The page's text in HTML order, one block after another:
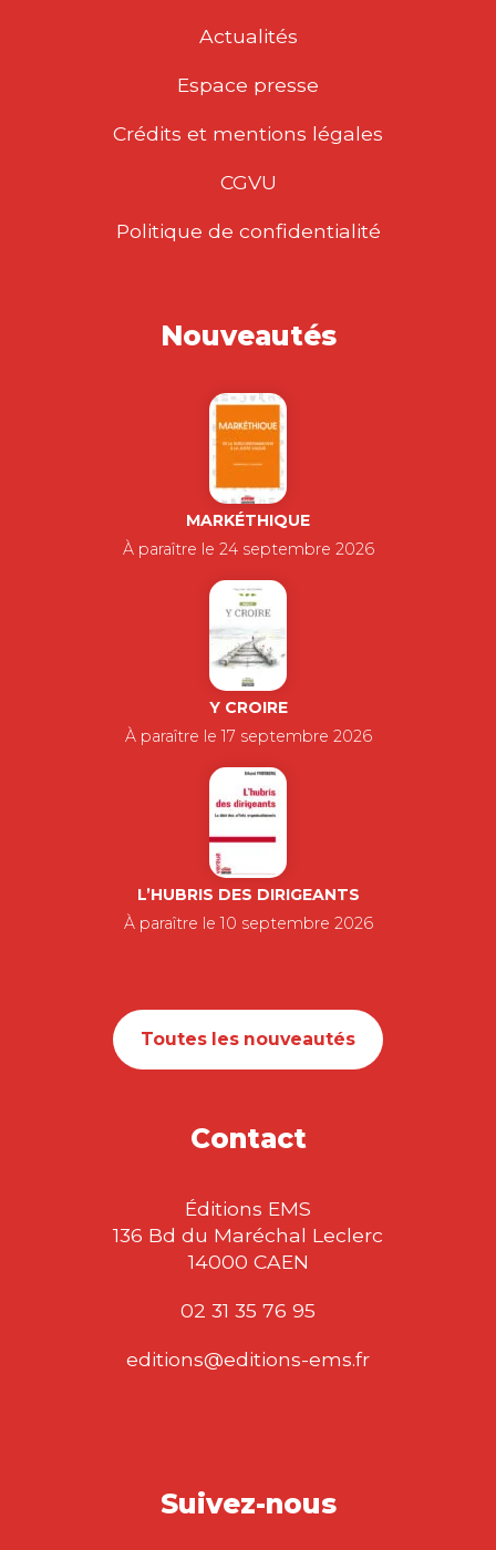
Actualités
Espace presse
Crédits et mentions légales
CGVU
Politique de confidentialité
Nouveautés
MARKÉTHIQUE
À paraître le 24 septembre 2026
Y CROIRE
À paraître le 17 septembre 2026
L’HUBRIS DES DIRIGEANTS
À paraître le 10 septembre 2026
Toutes les nouveautés
Contact
Éditions EMS
136 Bd du Maréchal Leclerc
14000 CAEN
02 31 35 76 95
editions@editions-ems.fr
Suivez-nous